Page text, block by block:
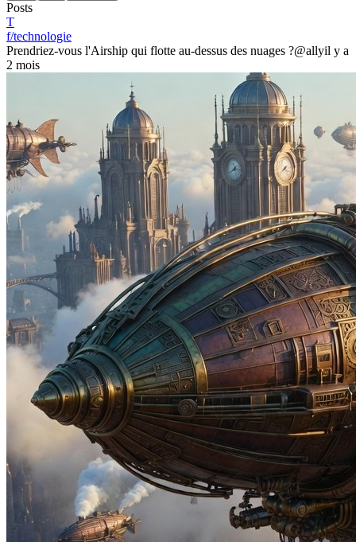
Posts
T
f/technologie
Prendriez-vous l'Airship qui flotte au-dessus des nuages ?@allyil y a
2 mois